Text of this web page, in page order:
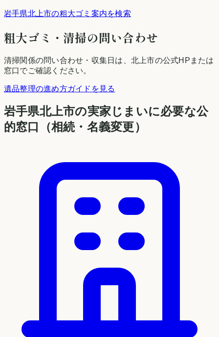
岩手県北上市の粗大ゴミ案内を検索
粗大ゴミ・清掃の問い合わせ
清掃関係の問い合わせ・収集日は、 北上市の公式HPまたは
窓口でご確認ください。
遺品整理の進め方ガイドを見る
岩手県北上市の実家じまいに必要な公
的窓口（相続・名義変更）